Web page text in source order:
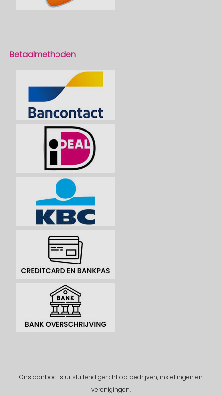
Betaalmethoden
Ons aanbod is uitsluitend gericht op bedrijven, instellingen en
verenigingen.